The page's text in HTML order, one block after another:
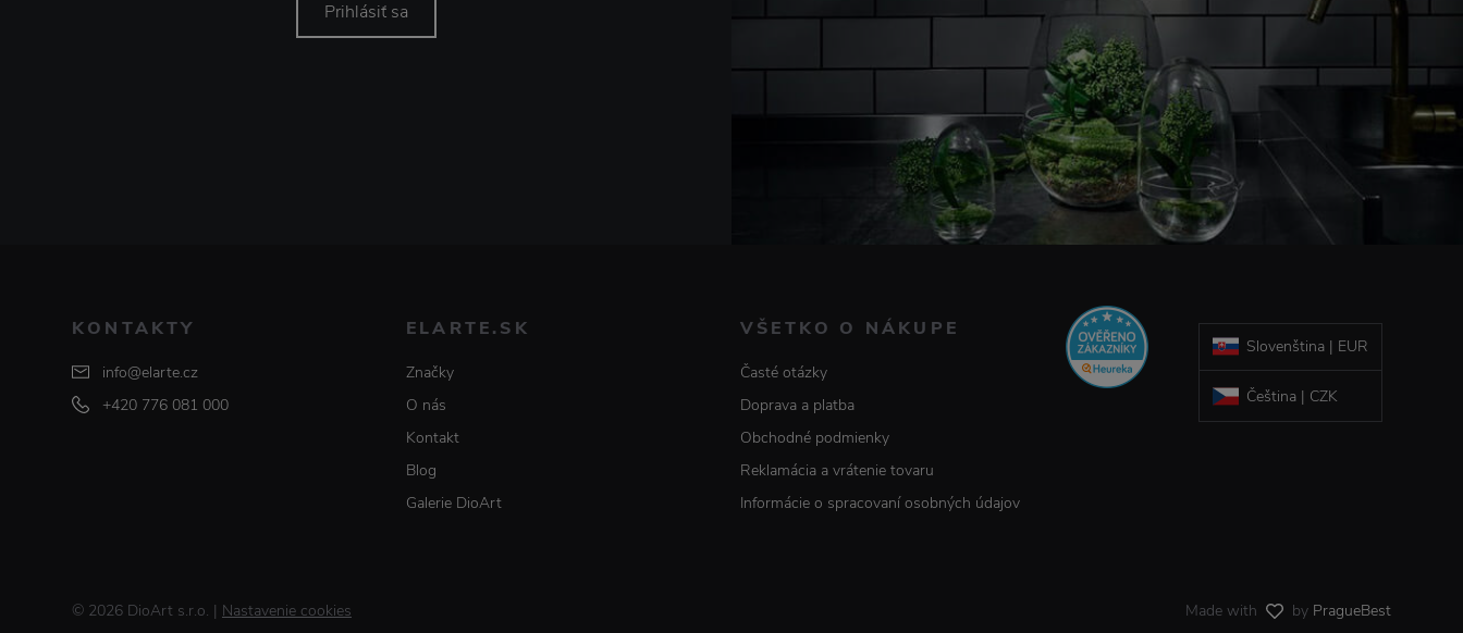
Prihlásiť sa
KONTAKTY
info@elarte.cz
+420 776 081 000
ELARTE.SK
Značky
O nás
Kontakt
Blog
Galerie DioArt
VŠETKO O NÁKUPE
Časté otázky
Doprava a platba
Obchodné podmienky
Reklamácia a vrátenie tovaru
Informácie o spracovaní osobných údajov
Slovenština | EUR
Čeština | CZK
© 2026 DioArt s.r.o. | Nastavenie cookies Made with by PragueBest